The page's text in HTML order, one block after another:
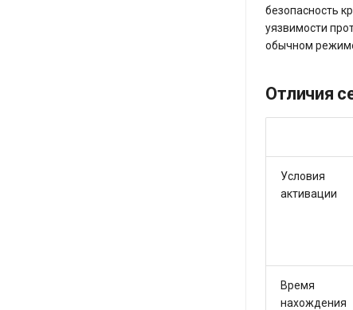
безопасность
уязвимости
обычном
Отличия
Условия
активации
Время
нахождения